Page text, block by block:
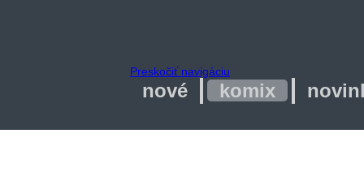
Preskočiť navigáciu
nové komix